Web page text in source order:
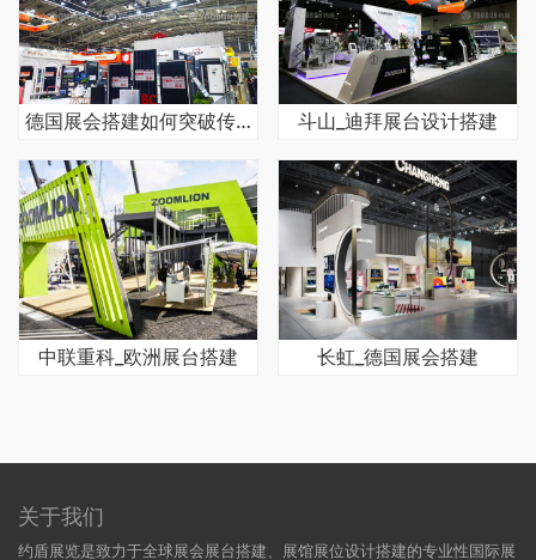
德国展会搭建如何突破传统静态展品的单一展示惯性 斗山_迪拜展台设计搭建
中联重科_欧洲展台搭建 长虹_德国展会搭建
关于我们
约盾展览是致力于全球展会展台搭建、展馆展位设计搭建的专业性国际展